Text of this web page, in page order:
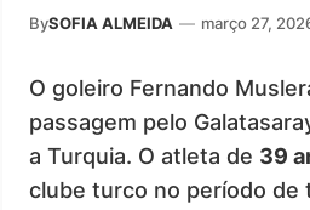
BySOFIA ALMEIDA — março 27,
O goleiro Fernando
passagem pelo
a Turquia. O atleta de 39
clube turco no período de